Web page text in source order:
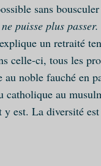
sans
puisse plus
un retraité
celle-ci, tous les
noble fauché en
catholique au
est. La diversité est